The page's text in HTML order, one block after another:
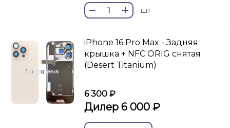
шт
iPhone 16 Pro Max - Задняя
крышка + NFC ORIG снятая
(Desert Titanium)
6 300 ₽
Дилер 6 000 ₽